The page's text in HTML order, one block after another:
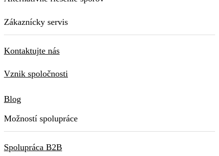
Zákaznícky servis
Kontaktujte nás
Vznik spoločnosti
Blog
Možností spolupráce
Spolupráca B2B